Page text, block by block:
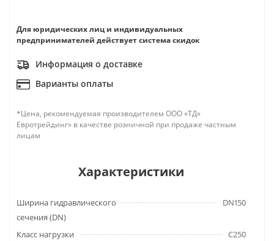
Для юридических лиц и индивидуальных
предпринимателей действует система скидок
Информация о доставке
Варианты оплаты
*Цена, рекомендуемая производителем ООО «ТД»
Евротрейдинг» в качестве розничной при продаже частным
лицам
Характеристики
Ширина гидравлического
сечения (DN)
DN150
Класс нагрузки
C250